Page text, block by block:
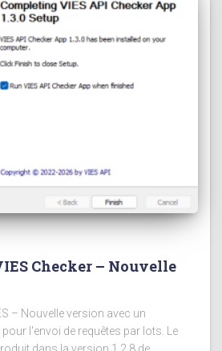
Checker – Nouvelle
– Nouvelle version avec un
l'envoi de requêtes par lots. Le